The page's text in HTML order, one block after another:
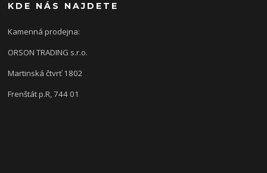
KDE NÁS NAJDETE
Kamenná prodejna:
ORSON TRADING s.r.o.
Martinská čtvrť 1802
Frenštát p.R, 744 01